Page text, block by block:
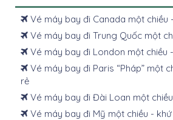
Vé máy bay đi Canada một chiều
Vé máy bay đi Trung Quốc một
Vé máy bay đi London một chiều
Vé máy bay đi Paris “Pháp” một
rẻ
Vé máy bay đi Đài Loan một
Vé máy bay đi Mỹ một chiều -